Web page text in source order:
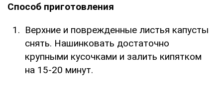
Способ приготовления
Верхние и поврежденные листья капусты
снять. Нашинковать достаточно
крупными кусочками и залить кипятком
на 15-20 минут.